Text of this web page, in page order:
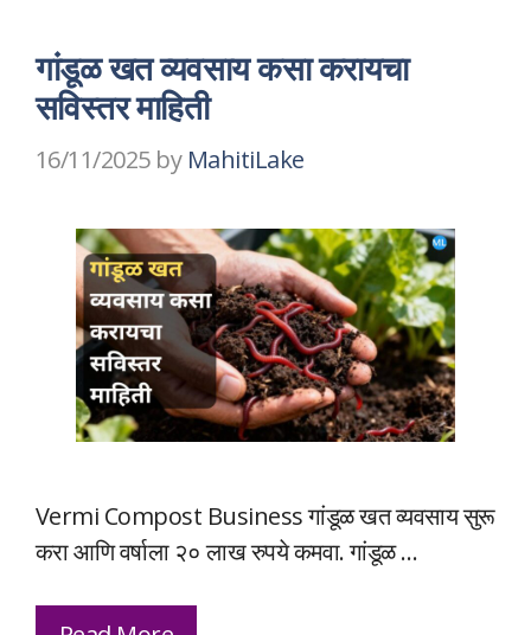
गांडूळ खत व्यवसाय कसा करायचा
सविस्तर माहिती
16/11/2025 by MahitiLake
Vermi Compost Business गांडूळ खत व्यवसाय सुरू
करा आणि वर्षाला २० लाख रुपये कमवा. गांडूळ …